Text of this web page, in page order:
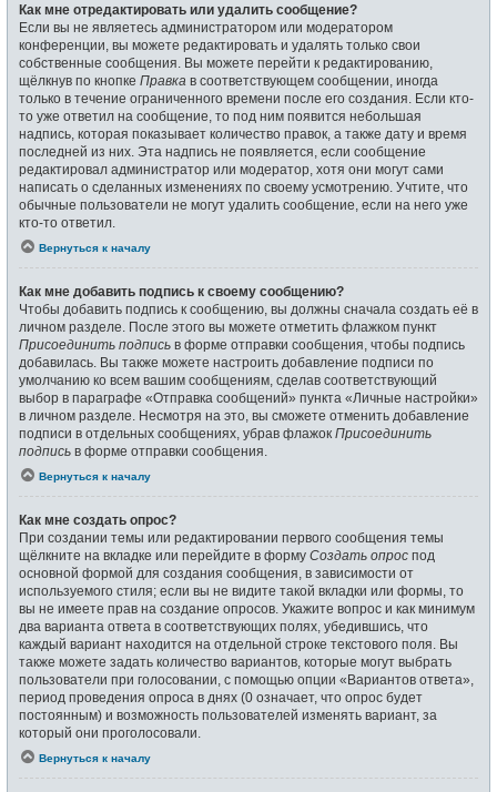
Как мне отредактировать или удалить сообщение?
Если вы не являетесь администратором или модератором
конференции, вы можете редактировать и удалять только свои
собственные сообщения. Вы можете перейти к редактированию,
щёлкнув по кнопке Правка в соответствующем сообщении, иногда
только в течение ограниченного времени после его создания. Если кто-
то уже ответил на сообщение, то под ним появится небольшая
надпись, которая показывает количество правок, а также дату и время
последней из них. Эта надпись не появляется, если сообщение
редактировал администратор или модератор, хотя они могут сами
написать о сделанных изменениях по своему усмотрению. Учтите, что
обычные пользователи не могут удалить сообщение, если на него уже
кто-то ответил.
Вернуться к началу
Как мне добавить подпись к своему сообщению?
Чтобы добавить подпись к сообщению, вы должны сначала создать её в
личном разделе. После этого вы можете отметить флажком пункт
Присоединить подпись в форме отправки сообщения, чтобы подпись
добавилась. Вы также можете настроить добавление подписи по
умолчанию ко всем вашим сообщениям, сделав соответствующий
выбор в параграфе «Отправка сообщений» пункта «Личные настройки»
в личном разделе. Несмотря на это, вы сможете отменить добавление
подписи в отдельных сообщениях, убрав флажок Присоединить
подпись в форме отправки сообщения.
Вернуться к началу
Как мне создать опрос?
При создании темы или редактировании первого сообщения темы
щёлкните на вкладке или перейдите в форму Создать опрос под
основной формой для создания сообщения, в зависимости от
используемого стиля; если вы не видите такой вкладки или формы, то
вы не имеете прав на создание опросов. Укажите вопрос и как минимум
два варианта ответа в соответствующих полях, убедившись, что
каждый вариант находится на отдельной строке текстового поля. Вы
также можете задать количество вариантов, которые могут выбрать
пользователи при голосовании, с помощью опции «Вариантов ответа»,
период проведения опроса в днях (0 означает, что опрос будет
постоянным) и возможность пользователей изменять вариант, за
который они проголосовали.
Вернуться к началу